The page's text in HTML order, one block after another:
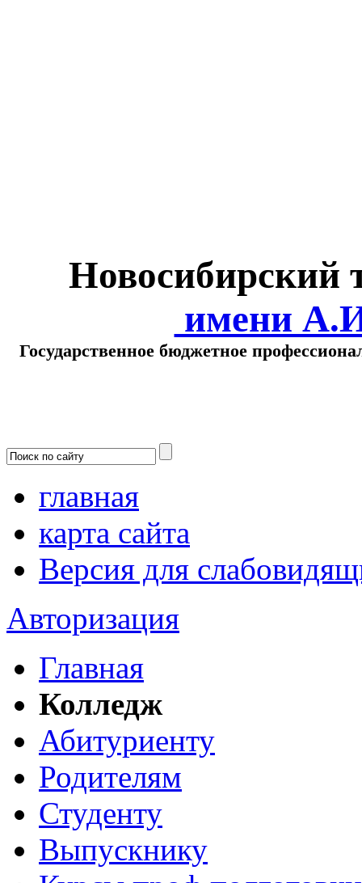
Новосибирский
имени
Государственное бюджетное
главная
карта сайта
Версия для
Авторизация
Главная
Колледж
Абитуриенту
Родителям
Студенту
Выпускнику